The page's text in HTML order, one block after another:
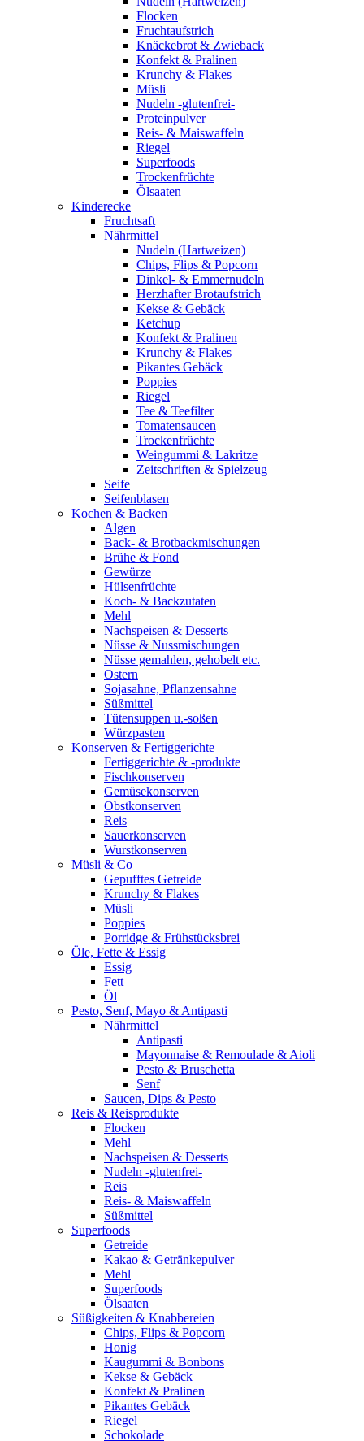
Flocken
Fruchtaufstrich
Knäckebrot & Zwieback
Konfekt & Pralinen
Krunchy & Flakes
Müsli
Nudeln -glutenfrei-
Proteinpulver
Reis- & Maiswaffeln
Riegel
Superfoods
Trockenfrüchte
Ölsaaten
Kinderecke
Fruchtsaft
Nährmittel
Nudeln (Hartweizen)
Chips, Flips & Popcorn
Dinkel- & Emmernudeln
Herzhafter Brotaufstrich
Kekse & Gebäck
Ketchup
Konfekt & Pralinen
Krunchy & Flakes
Pikantes Gebäck
Poppies
Riegel
Tee & Teefilter
Tomatensaucen
Trockenfrüchte
Weingummi & Lakritze
Zeitschriften & Spielzeug
Seife
Seifenblasen
Kochen & Backen
Algen
Back- & Brotbackmischungen
Brühe & Fond
Gewürze
Hülsenfrüchte
Koch- & Backzutaten
Mehl
Nachspeisen & Desserts
Nüsse & Nussmischungen
Nüsse gemahlen, gehobelt etc.
Ostern
Sojasahne, Pflanzensahne
Süßmittel
Tütensuppen u.-soßen
Würzpasten
Konserven & Fertiggerichte
Fertiggerichte & -produkte
Fischkonserven
Gemüsekonserven
Obstkonserven
Reis
Sauerkonserven
Wurstkonserven
Müsli & Co
Gepufftes Getreide
Krunchy & Flakes
Müsli
Poppies
Porridge & Frühstücksbrei
Öle, Fette & Essig
Essig
Fett
Öl
Pesto, Senf, Mayo & Antipasti
Nährmittel
Antipasti
Mayonnaise & Remoulade & Aioli
Pesto & Bruschetta
Senf
Saucen, Dips & Pesto
Reis & Reisprodukte
Flocken
Mehl
Nachspeisen & Desserts
Nudeln -glutenfrei-
Reis
Reis- & Maiswaffeln
Süßmittel
Superfoods
Getreide
Kakao & Getränkepulver
Mehl
Superfoods
Ölsaaten
Süßigkeiten & Knabbereien
Chips, Flips & Popcorn
Honig
Kaugummi & Bonbons
Kekse & Gebäck
Konfekt & Pralinen
Pikantes Gebäck
Riegel
Schokolade